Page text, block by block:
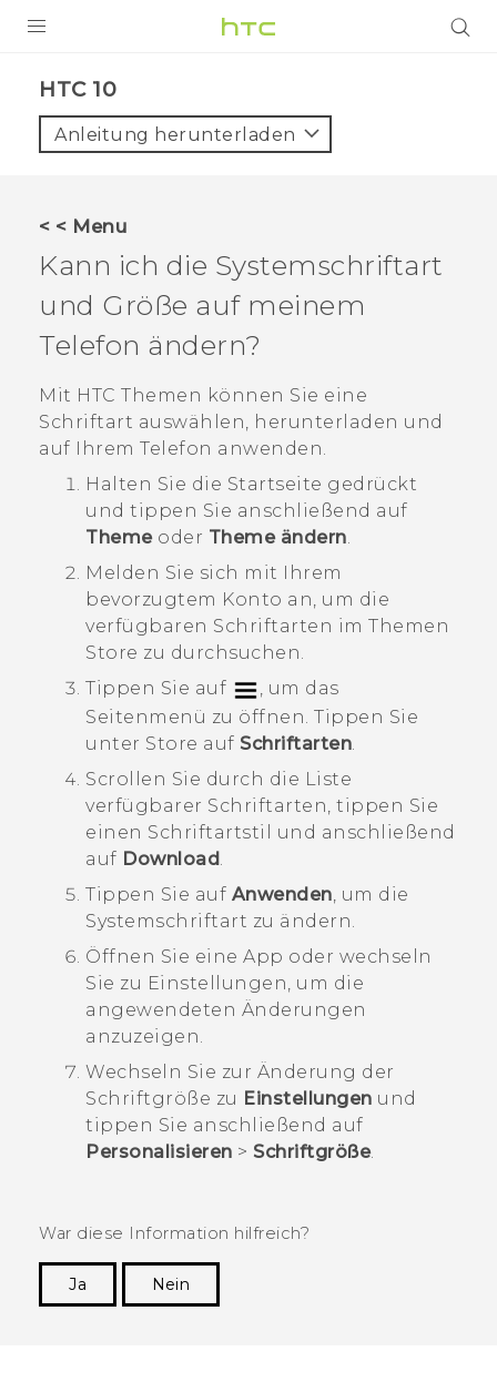
VIVE
VIVERSE
UNTERSTÜTZUNG
HTC-Geräte und Zubehör
Anmelden
HTC 10‎
Anleitung herunterladen
< < Menu
Kann ich die Systemschriftart
und Größe auf meinem
Telefon ändern?
Mit HTC Themen können Sie eine
Schriftart auswählen, herunterladen und
auf Ihrem Telefon anwenden.
Halten Sie die Startseite gedrückt
und tippen Sie anschließend auf
Themeoder Theme ändern.
Melden Sie sich mit Ihrem
bevorzugtem Konto an, um die
verfügbaren Schriftarten im Themen
Store zu durchsuchen.
Tippen Sie auf
, um das
Seitenmenü zu öffnen. Tippen Sie
unter Store auf Schriftarten
Scrollen Sie durch die Liste
verfügbarer Schriftarten, tippen Sie
einen Schriftartstil und anschließend
auf Download
Tippen Sie auf Anwenden , um die
Systemschriftart zu ändern.
Öffnen Sie eine App oder wechseln
Sie zu Einstellungen , um die
angewendeten Änderungen
anzuzeigen.
Wechseln Sie zur Änderung der
Schriftgröße zu Einstellungen und
tippen Sie anschließend auf
Personalisieren > Schriftgröße.
War diese Information hilfreich?
Ja
Nein